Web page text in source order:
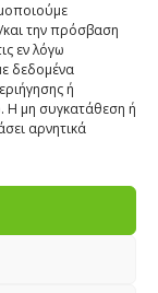
την πρόσβαση
εν λόγω
δεδομένα
ή
Η μη συγκατάθεση ή
αρνητικά